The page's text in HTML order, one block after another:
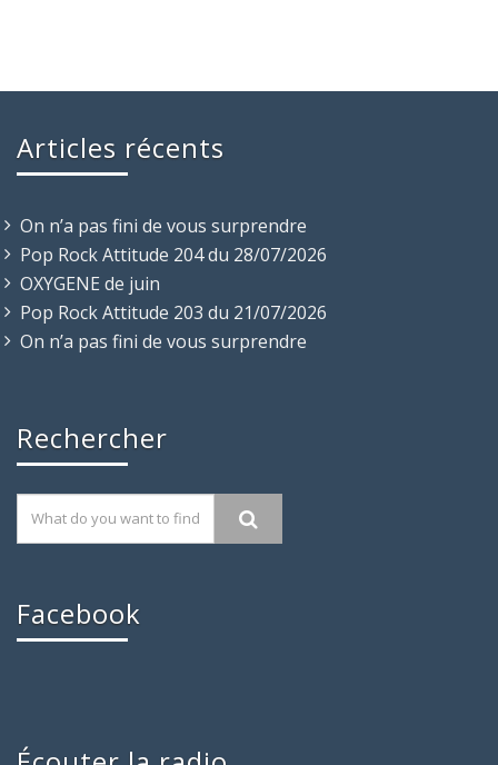
Articles récents
On n’a pas fini de vous surprendre
Pop Rock Attitude 204 du 28/07/2026
OXYGENE de juin
Pop Rock Attitude 203 du 21/07/2026
On n’a pas fini de vous surprendre
Rechercher
Facebook